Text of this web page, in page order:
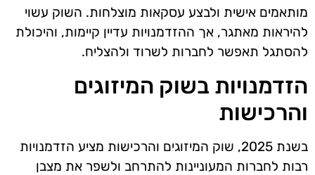
מותאמים אישית ולבצע עסקאות מוצלחות. השוק עשוי
להיראות מאתגר, אך ההזדמנויות עדיין קיימות, והיכולת
להסתגל תאפשר לחברות לשרוד ולהצליח.
הזדמנויות בשוק המיזוגים
והרכישות
בשנת 2025, שוק המיזוגים והרכישות מציע הזדמנויות
רבות לחברות המעוניינות להתרחב ולשפר את מצבן